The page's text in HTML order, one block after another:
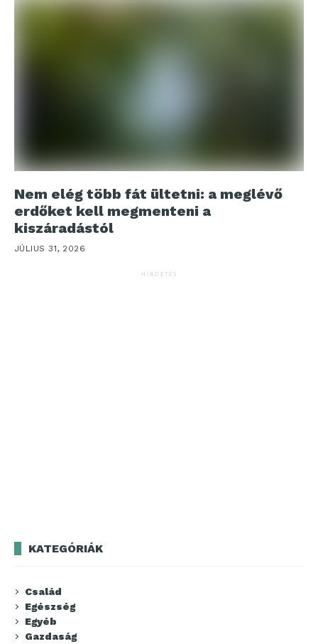
Nem elég több fát ültetni: a meglévő
erdőket kell megmenteni a
kiszáradástól
JÚLIUS 31, 2026
HIRDETÉS
KATEGÓRIÁK
Család
Egészség
Egyéb
Gazdaság